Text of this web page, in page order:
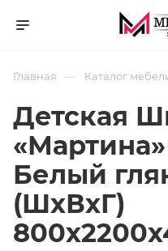
Главная — Каталог
Детская
Белый
(ШхВхГ)